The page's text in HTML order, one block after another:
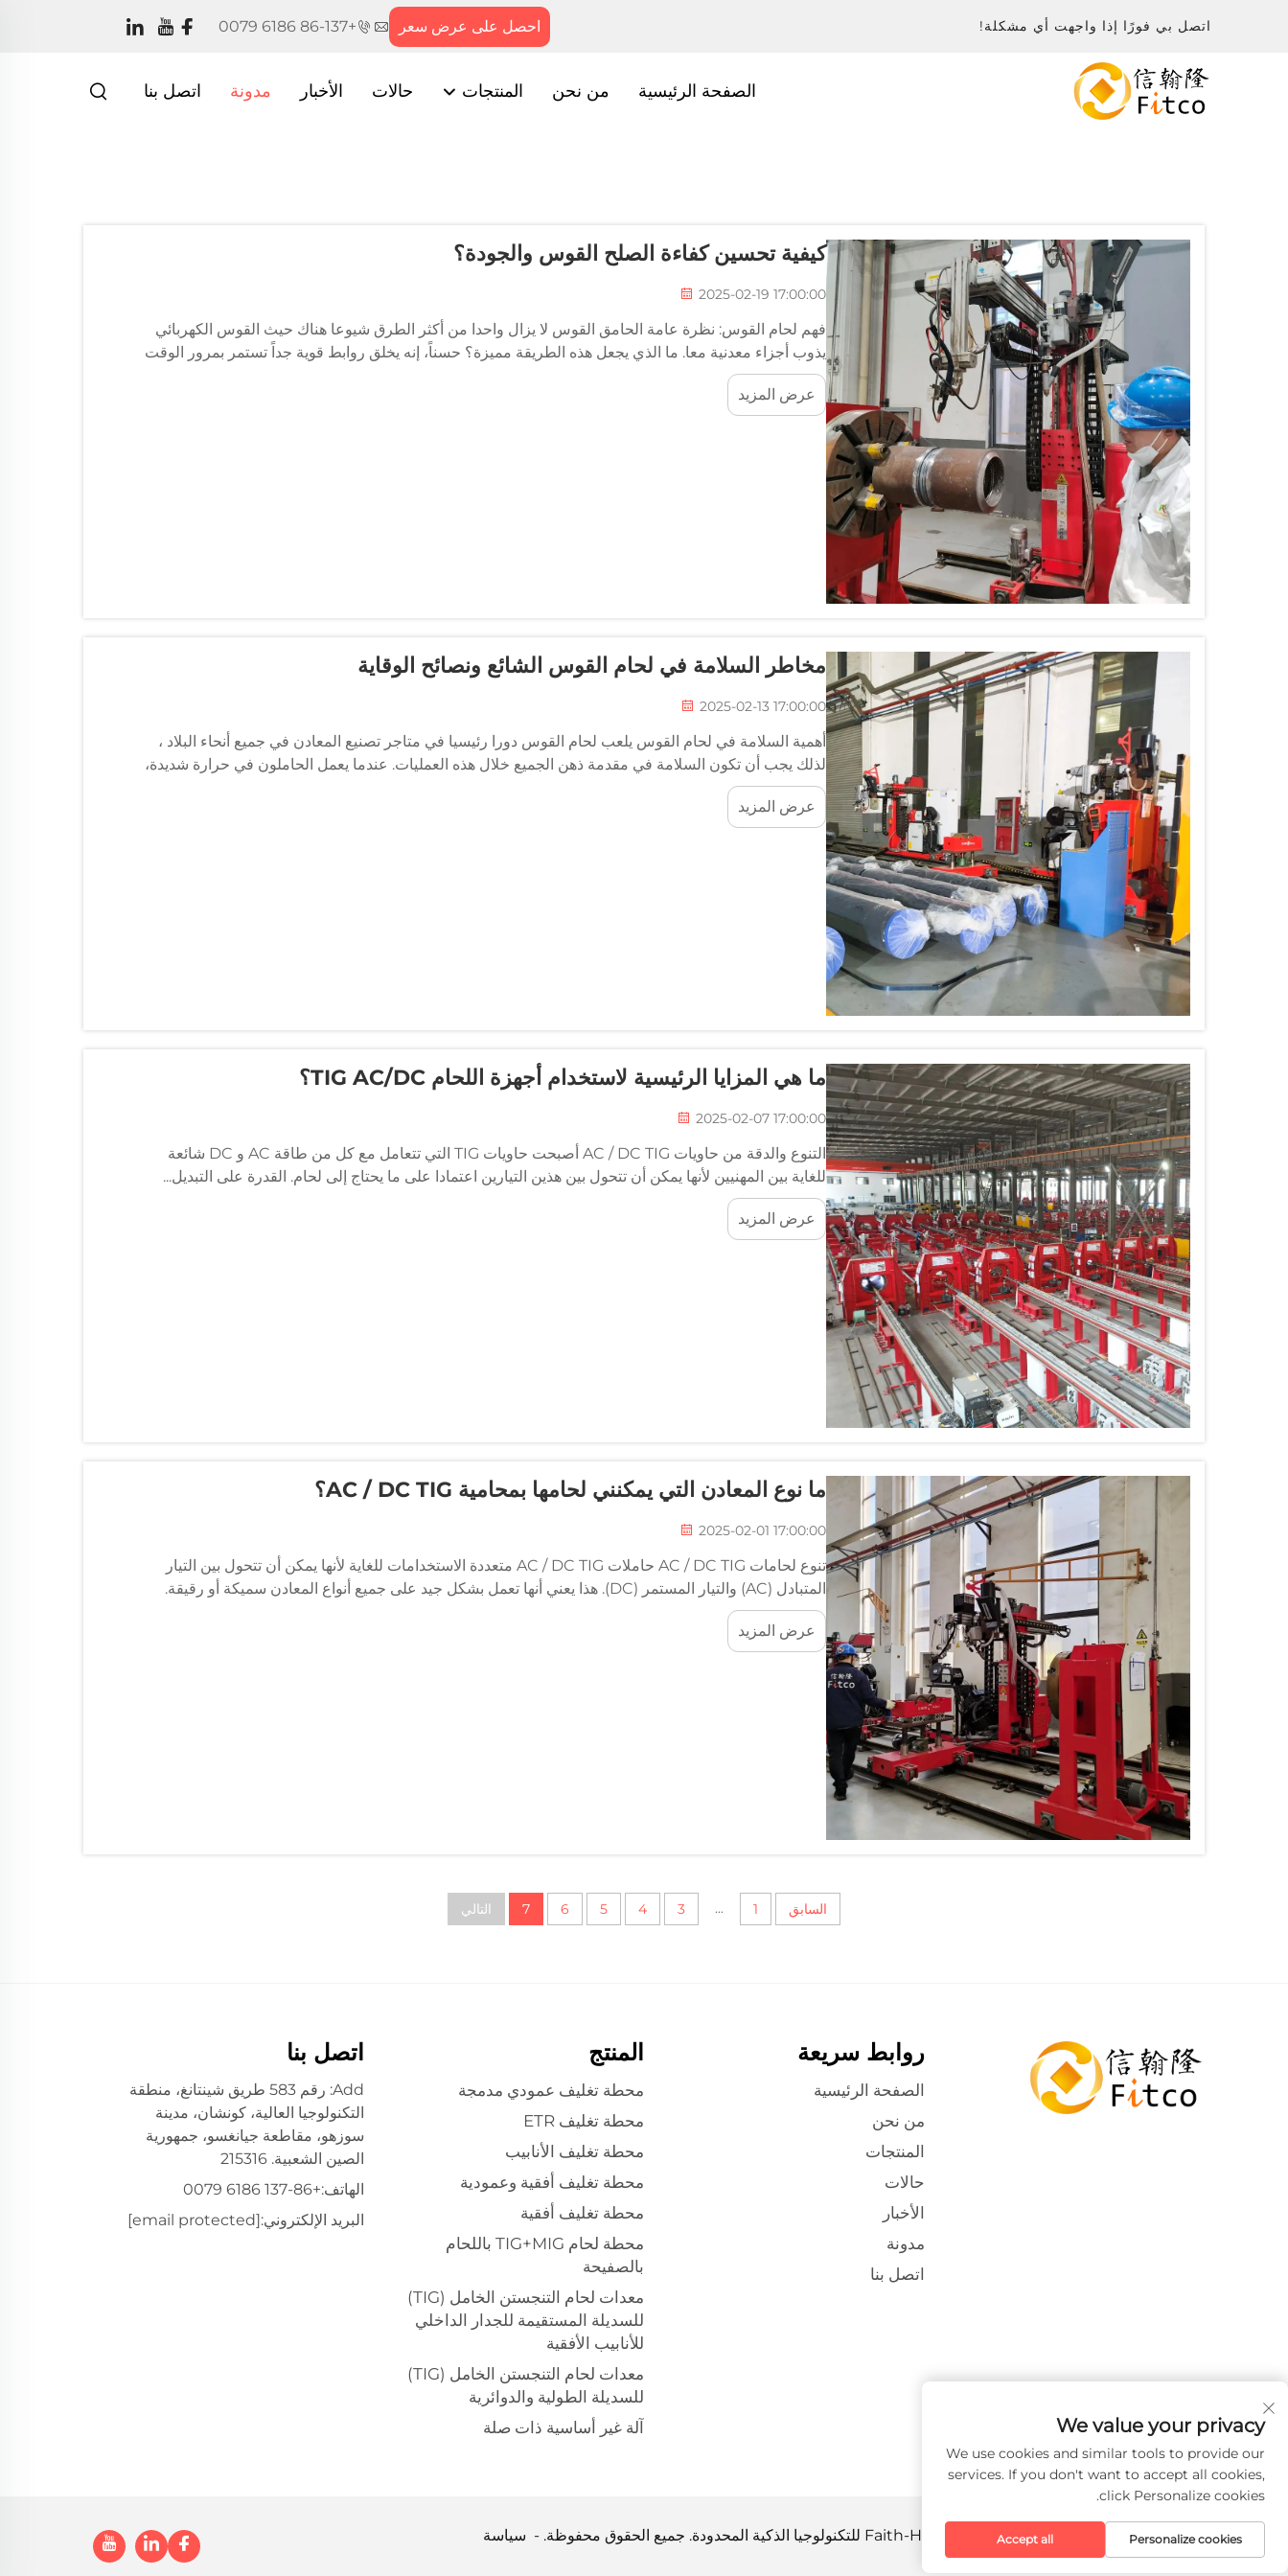
اتصل بي فورًا إذا واجهت أي مشكلة! احصل على عرض سعر +86-137 6186 0079
الصفحة الرئيسية من نحن المنتجات حالات الأخبار مدونة اتصل بنا
كيفية تحسين كفاءة الصلح القوس والجودة؟
2025-02-19 17:00:00
فهم لحام القوس: نظرة عامة الحامق القوس لا يزال واحدا من أكثر الطرق شيوعا هناك حيث القوس الكهربائي
يذوب أجزاء معدنية معا. ما الذي يجعل هذه الطريقة مميزة؟ حسناً، إنه يخلق روابط قوية جداً تستمر بمرور الوقت
عرض المزيد
مخاطر السلامة في لحام القوس الشائع ونصائح الوقاية
2025-02-13 17:00:00
أهمية السلامة في لحام القوس يلعب لحام القوس دورا رئيسيا في متاجر تصنيع المعادن في جميع أنحاء البلاد ،
لذلك يجب أن تكون السلامة في مقدمة ذهن الجميع خلال هذه العمليات. عندما يعمل الحاملون في حرارة شديدة،
ضوء عميض...
عرض المزيد
ما هي المزايا الرئيسية لاستخدام أجهزة اللحام TIG AC/DC؟
2025-02-07 17:00:00
التنوع والدقة من حاويات AC / DC TIG أصبحت حاويات TIG التي تتعامل مع كل من طاقة AC و DC شائعة
للغاية بين المهنيين لأنها يمكن أن تتحول بين هذين التيارين اعتمادا على ما يحتاج إلى لحام. القدرة على التبديل...
عرض المزيد
ما نوع المعادن التي يمكنني لحامها بمحامية AC / DC TIG؟
2025-02-01 17:00:00
تنوع لحامات AC / DC TIG حاملات AC / DC TIG متعددة الاستخدامات للغاية لأنها يمكن أن تتحول بين التيار
المتبادل (AC) والتيار المستمر (DC). هذا يعني أنها تعمل بشكل جيد على جميع أنواع المعادن سميكة أو رقيقة.
على سبيل المثال، عندما تعمل...
عرض المزيد
السابق 1
...
3
4
5
6
7 التالي
روابط سريعة
الصفحة الرئيسية
من نحن
المنتجات
حالات
الأخبار
مدونة
اتصل بنا
المنتج
محطة تغليف عمودي مدمجة
محطة تغليف ETR
محطة تغليف الأنابيب
محطة تغليف أفقية وعمودية
محطة تغليف أفقية
محطة لحام TIG+MIG باللحام
بالصفيحة
معدات لحام التنجستن الخامل (TIG)
للسديلة المستقيمة للجدار الداخلي
للأنابيب الأفقية
معدات لحام التنجستن الخامل (TIG)
للسديلة الطولية والدوائرية
آلة غير أساسية ذات صلة
اتصل بنا
Add: رقم 583 طريق شينتانغ، منطقة
التكنولوجيا العالية، كونشان، مدينة
سوزهو، مقاطعة جيانغسو، جمهورية
الصين الشعبية. 215316
الهاتف:+86-137 6186 0079
البريد الإلكتروني:[email protected]
حقوق الت COPYRIGHT © 2026 شركة Faith-Han للتكنولوجيا الذكية المحدودة. جميع الحقوق محفوظة. -
سياسة
الخصوصية
We value your privacy
We use cookies and similar tools to provide our
services. If you don't want to accept all cookies,
click Personalize cookies.
Personalize cookies
Accept all